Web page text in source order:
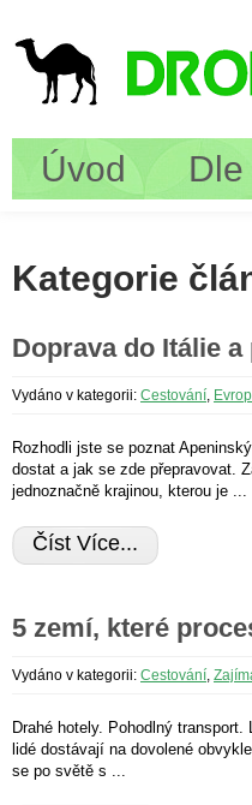
Úvod
Kategorie
Doprava do Itálie a
Vydáno v kategorii: Cestování,
Rozhodli jste se poznat
dostat a jak se zde přepravovat.
jednoznačně krajinou, kterou je ...
Číst Více...
5 zemí, které
Vydáno v kategorii: Cestování
Drahé hotely. Pohodlný
lidé dostávají na dovolené
se po světě s ...